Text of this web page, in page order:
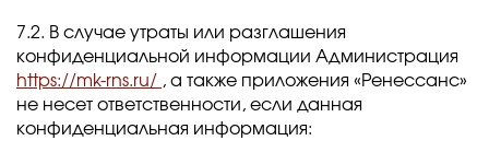
7.2. В случае утраты или разглашения
конфиденциальной информации Администрация
https://mk-rns.ru/ , а также приложения «Ренессанс»
не несет ответственности, если данная
конфиденциальная информация: